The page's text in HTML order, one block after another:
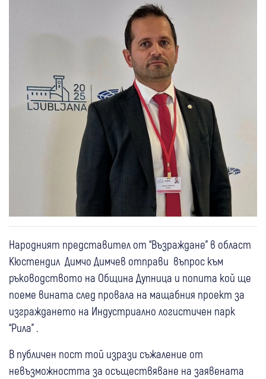
Народният представител от “Възраждане” в област
Кюстендил Димчо Димчев отправи въпрос към
ръководството на Община Дупница и попита кой ще
поеме вината след провала на мащабния проект за
изграждането на Индустриално логистичен парк
“Рила” .
В публичен пост той изрази съжаление от
невъзможността за осъществяване на заявената